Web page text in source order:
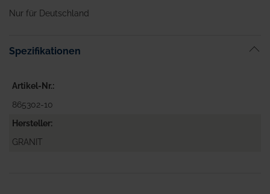
Nur für Deutschland
Spezifikationen
Artikel-Nr.
865302-10
Hersteller
GRANIT